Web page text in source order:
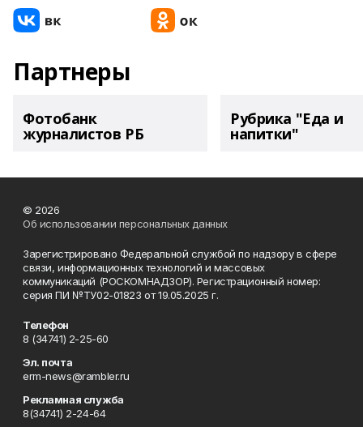
Партнеры
Фотобанк
журналистов РБ
Рубрика "Еда и
напитки"
© 2026
Об использовании персональных данных
Зарегистрировано Федеральной службой по надзору в сфере
связи, информационных технологий и массовых
коммуникаций (РОСКОМНАДЗОР). Регистрационный номер:
серия ПИ №ТУ02-01823 от 19.05.2025 г.
Телефон
8 (34741) 2-25-60
Эл. почта
erm-news@rambler.ru
Рекламная служба
8(34741) 2-24-64